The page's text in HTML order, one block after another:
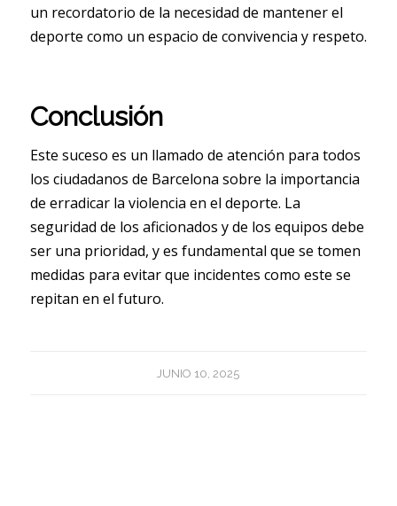
un recordatorio de la necesidad de mantener el
deporte como un espacio de convivencia y respeto.
Conclusión
Este suceso es un llamado de atención para todos
los ciudadanos de Barcelona sobre la importancia
de erradicar la violencia en el deporte. La
seguridad de los aficionados y de los equipos debe
ser una prioridad, y es fundamental que se tomen
medidas para evitar que incidentes como este se
repitan en el futuro.
JUNIO 10, 2025